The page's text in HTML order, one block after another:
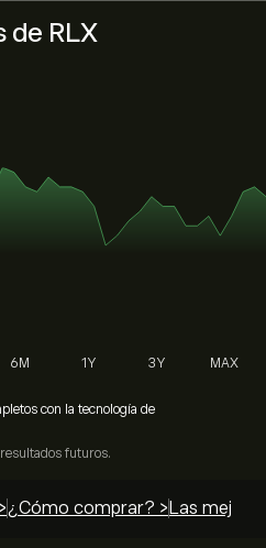
de RLX
6M 1Y 3Y MAX
con la tecnología de
futuros.
¿Cómo comprar? > Las